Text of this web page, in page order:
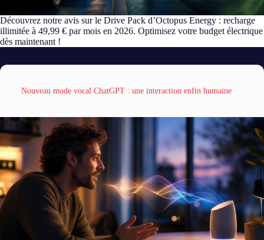
Découvrez notre avis sur le Drive Pack d’Octopus Energy : recharge
illimitée à 49,99 € par mois en 2026. Optimisez votre budget électrique
dès maintenant !
Nouveau mode vocal ChatGPT : une interaction enfin humaine